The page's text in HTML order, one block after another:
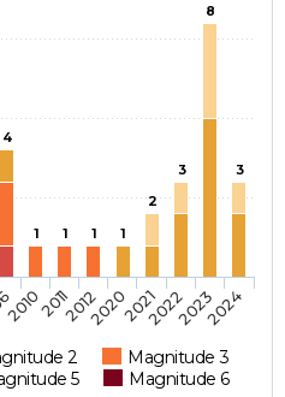
4
1 1 1 1
2
3
8
3
2
Magnitude 3
5 Magnitude 6
20102011201220202021202220232024